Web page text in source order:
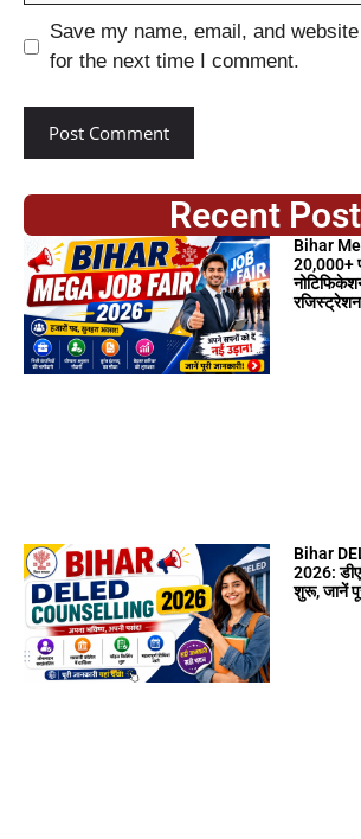
Save my name, email, and
for the next time I comment.
Recent Post
Bihar
20,000+
रजिस्ट्रेशन
Bihar
2026:
शुरू, जानें